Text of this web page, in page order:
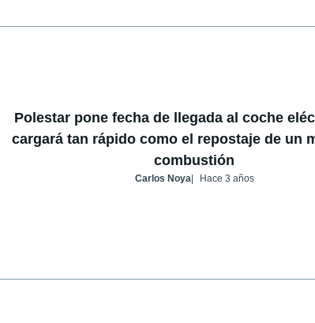
Polestar pone fecha de llegada al coche
cargará tan rápido como el repostaje de un
combustión
Carlos Noya Hace 3 años